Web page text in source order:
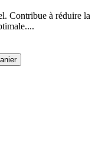
Contribue à réduire la